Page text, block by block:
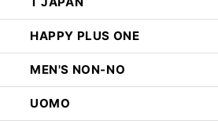
HAPPY PLUS ONE
MEN'S NON-NO
UOMO